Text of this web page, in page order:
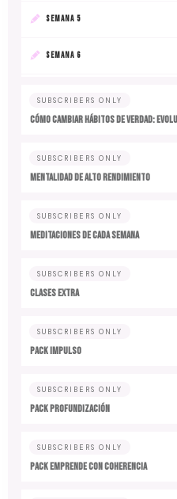
SEMANA 5
SEMANA 6
SUBSCRIBERS ONLY
Cómo cambiar hábitos de verdad:
SUBSCRIBERS ONLY
MENTALIDAD DE ALTO RENDIMIENTO
SUBSCRIBERS ONLY
MEDITACIONES DE CADA SEMANA
SUBSCRIBERS ONLY
CLASES EXTRA
SUBSCRIBERS ONLY
PACK IMPULSO
SUBSCRIBERS ONLY
PACK PROFUNDIZACIÓN
SUBSCRIBERS ONLY
PACK EMPRENDE CON COHERENCIA